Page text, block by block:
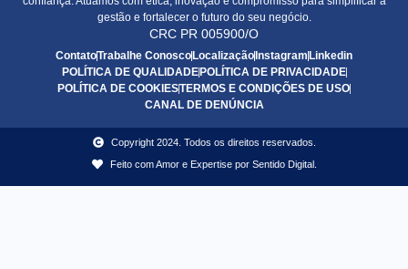
gestão e fortalecer o futuro do seu negócio.
CRC PR 005900/O
ContatoTrabalhe Conosco Localização Instagram Linkedin
POLÍTICA DE QUALIDADE POLÍTICA DE PRIVACIDADE
POLÍTICA DE COOKIESTERMOS E CONDIÇÕES DE USO
CANAL DE DENÚNCIA
Copyright 2024. Todos os direitos reservados.
Feito com Amor e Expertise por Sentido Digital.